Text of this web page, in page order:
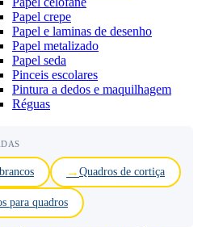
Papel crepe
Papel e laminas de desenho
Papel metalizado
Papel seda
Pinceis escolares
Pintura a dedos e maquilhagem
Réguas
Quadros de cortiça
para quadros